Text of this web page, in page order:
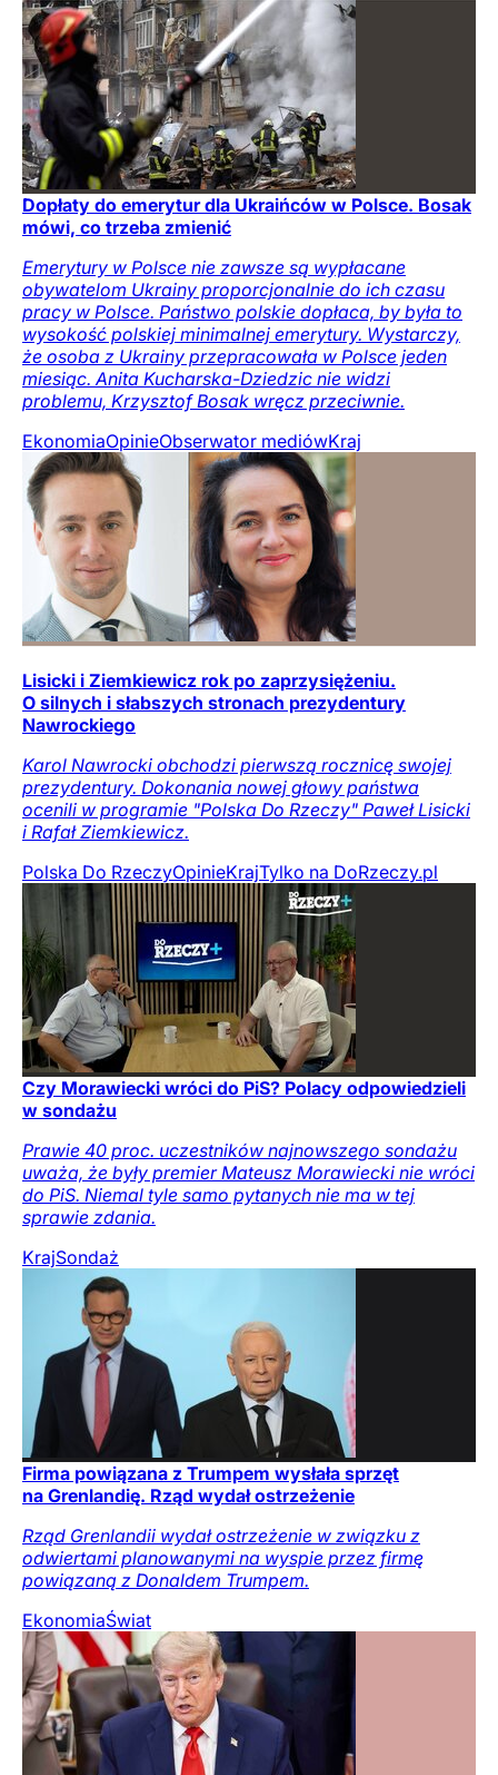
Dopłaty do emerytur dla Ukraińców w Polsce. Bosak
mówi, co trzeba zmienić
Emerytury w Polsce nie zawsze są wypłacane
obywatelom Ukrainy proporcjonalnie do ich czasu
pracy w Polsce. Państwo polskie dopłaca, by była to
wysokość polskiej minimalnej emerytury. Wystarczy,
że osoba z Ukrainy przepracowała w Polsce jeden
miesiąc. Anita Kucharska-Dziedzic nie widzi
problemu, Krzysztof Bosak wręcz przeciwnie.
EkonomiaOpinieObserwator mediówKraj
Lisicki i Ziemkiewicz rok po zaprzysiężeniu.
O silnych i słabszych stronach prezydentury
Nawrockiego
Karol Nawrocki obchodzi pierwszą rocznicę swojej
prezydentury. Dokonania nowej głowy państwa
ocenili w programie "Polska Do Rzeczy" Paweł Lisicki
i Rafał Ziemkiewicz.
Polska Do RzeczyOpinieKrajTylko na DoRzeczy.pl
Czy Morawiecki wróci do PiS? Polacy odpowiedzieli
w sondażu
Prawie 40 proc. uczestników najnowszego sondażu
uważa, że były premier Mateusz Morawiecki nie wróci
do PiS. Niemal tyle samo pytanych nie ma w tej
sprawie zdania.
KrajSondaż
Firma powiązana z Trumpem wysłała sprzęt
na Grenlandię. Rząd wydał ostrzeżenie
Rząd Grenlandii wydał ostrzeżenie w związku z
odwiertami planowanymi na wyspie przez firmę
powiązaną z Donaldem Trumpem.
EkonomiaŚwiat